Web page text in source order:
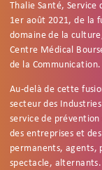
Thalie Santé,
1er août 2021, de la
domaine de la
Centre Médical
de la Communication.
Au-delà de cette
secteur des
service de
des entreprises et
permanents, agents,
spectacle,